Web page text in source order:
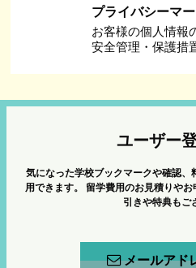
プライバシーマ
お客様の個人情報
安全管理・保護措
ユーザー
気になった学校ブックマークや確認、
用できます。
留学費用のお見積りや
引きや特典もご
メールアド